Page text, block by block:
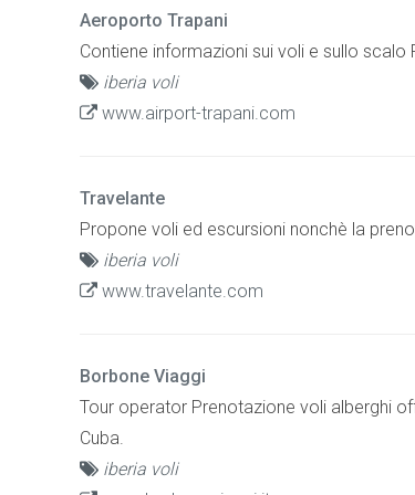
Aeroporto Trapani
Contiene informazioni sui voli e sullo
iberia voli
www.airport-trapani.com
Travelante
Propone voli ed escursioni nonchè la
iberia voli
www.travelante.com
Borbone Viaggi
Tour operator Prenotazione voli alberghi
Cuba.
iberia voli